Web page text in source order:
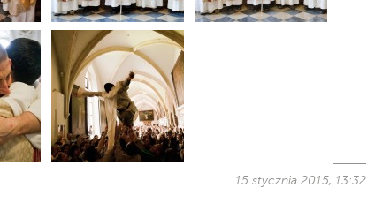
15 stycznia 2015, 13:32